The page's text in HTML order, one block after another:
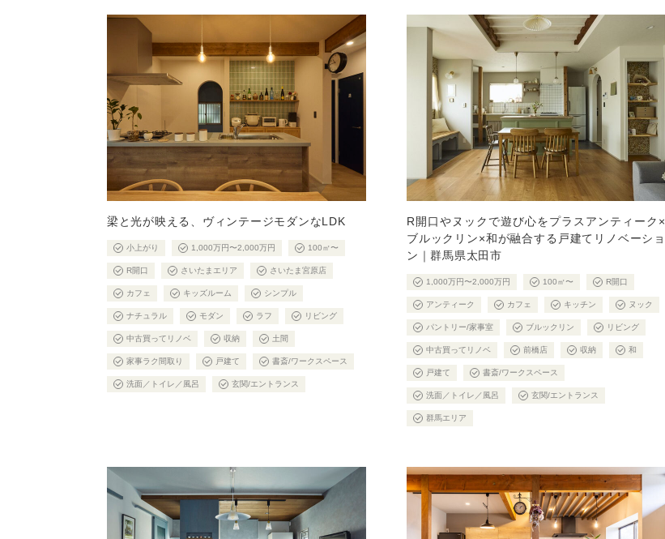
梁と光が映える、ヴィンテージモダンなLDK
小上がり 1,000万円〜2,000万円 100㎡〜
R開口 さいたまエリア さいたま宮原店
カフェ キッズルーム シンプル
ナチュラル モダン ラフ リビング
中古買ってリノベ 収納 土間
家事ラク間取り 戸建て 書斎/ワークスペース
洗面／トイレ／風呂 玄関/エントランス
R開口やヌックで遊び心をプラスアンティーク×
ブルックリン×和が融合する戸建てリノベーショ
ン｜群馬県太田市
1,000万円〜2,000万円 100㎡〜 R開口
アンティーク カフェ キッチン ヌック
パントリー/家事室 ブルックリン リビング
中古買ってリノベ 前橋店 収納 和
戸建て 書斎/ワークスペース
洗面／トイレ／風呂 玄関/エントランス
群馬エリア